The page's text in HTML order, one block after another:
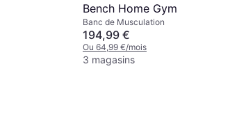
Bench Home Gym
Banc de Musculation
194,99 €
Ou 64,99 €/mois
3 magasins